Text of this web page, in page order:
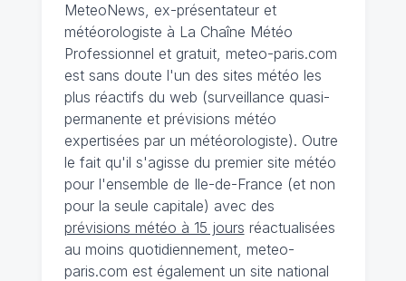
MeteoNews, ex-présentateur et
météorologiste à La Chaîne Météo
Professionnel et gratuit, meteo-paris.com
est sans doute l'un des sites météo les
plus réactifs du web (surveillance quasi-
permanente et prévisions météo
expertisées par un météorologiste). Outre
le fait qu'il s'agisse du premier site météo
pour l'ensemble de Ile-de-France (et non
pour la seule capitale) avec des
prévisions météo à 15 jours réactualisées
au moins quotidiennement, meteo-
paris.com est également un site national